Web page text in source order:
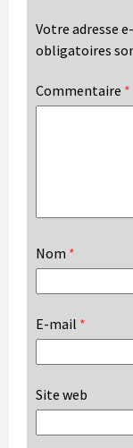
Votre adresse
obligatoires
Commentaire *
Nom *
E-mail *
Site web